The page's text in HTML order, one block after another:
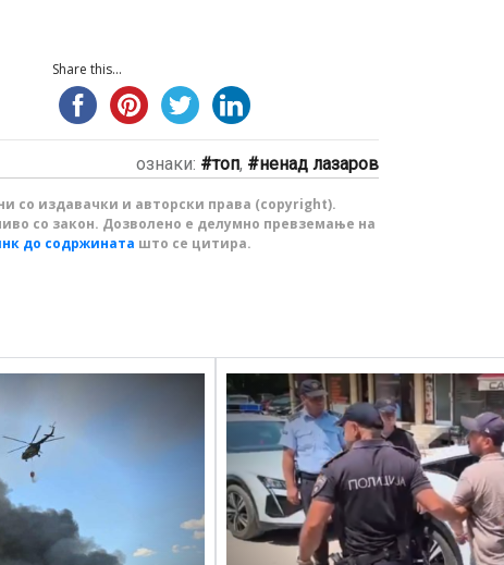
Share this...
ознаки: топ, ненад лазаров
со издавачки и авторски права (copyright).
со закон. Дозволено е делумно превземање на
до содржината што се цитира.